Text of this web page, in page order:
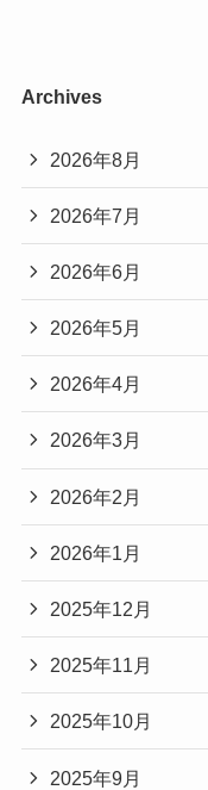
Archives
2026年8月
2026年7月
2026年6月
2026年5月
2026年4月
2026年3月
2026年2月
2026年1月
2025年12月
2025年11月
2025年10月
2025年9月